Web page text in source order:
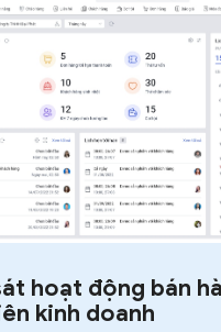
hoạt động bán
kinh doanh